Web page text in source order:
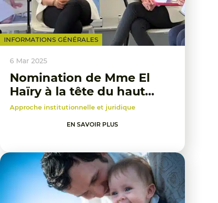
INFORMATIONS GÉNÉRALES
6 Mar 2025
Nomination de Mme El
Haïry à la tête du haut
commissariat à l'enfance
Approche institutionnelle et juridique
EN SAVOIR PLUS